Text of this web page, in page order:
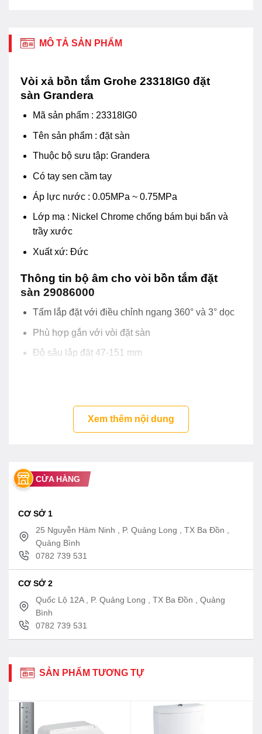
MÔ TẢ SẢN PHẨM
Vòi xả bồn tắm Grohe 23318IG0 đặt
sàn Grandera
Mã sản phẩm : 23318IG0
Tên sản phẩm : đặt sàn
Thuộc bộ sưu tập: Grandera
Có tay sen cầm tay
Áp lực nước : 0.05MPa ~ 0.75MPa
Lớp mạ : Nickel Chrome chống bám bụi bẩn và
trầy xước
Xuất xứ: Đức
Thông tin bộ âm cho vòi bồn tắm đặt
sàn 29086000
Tấm lắp đặt với điều chỉnh ngang 360° và 3° dọc
Phù hợp gắn với vòi đặt sàn
Độ sâu lắp đặt 47-151 mm
Tính năng vòi bồn tắm 23318IGO +
29086000 Grandera Grohe
Thân van bằng đồng thau
nước hoàn toàn
Xem thêm nội dung
CỬA HÀNG
CƠ SỞ 1
25 Nguyễn Hàm Ninh , P. Quảng Long , TX Ba Đồn ,
Quảng Bình
0782 739 531
CƠ SỞ 2
Quốc Lộ 12A , P. Quảng Long , TX Ba Đồn , Quảng
Bình
0782 739 531
SẢN PHẨM TƯƠNG TỰ